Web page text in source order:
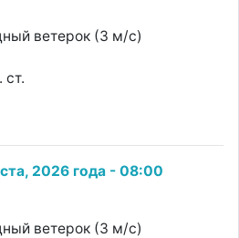
ветерок (3 м/с)
ст.
2026 года - 08:00
ветерок (3 м/с)